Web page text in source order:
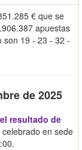
€ que se
apuestas
son 19 - 23 - 32 -
de 2025
resultado de
en sede